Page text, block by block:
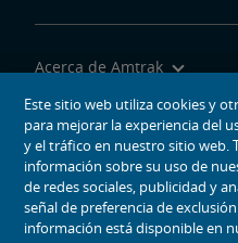
Acerca de Amtrak
Viajar con Nosotros
Herramientas del Sitio
iconos de medios sociales
Este sitio web utiliza cookies y
para mejorar la experiencia del
y el tráfico en nuestro sitio web.
información sobre su uso de
de redes sociales, publicidad y
señal de preferencia de
información está disponible en